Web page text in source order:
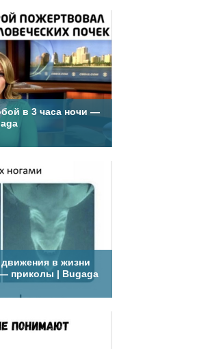
в 3 часа ночи —
в жизни
приколы | Bugaga